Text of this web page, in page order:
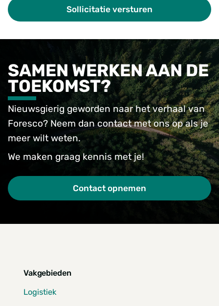
SAMEN WERKEN AAN DE
TOEKOMST?
Nieuwsgierig geworden naar het verhaal van
Foresco? Neem dan contact met ons op als je
meer wilt weten.
We maken graag kennis met je!
Contact opnemen
Vakgebieden
Logistiek